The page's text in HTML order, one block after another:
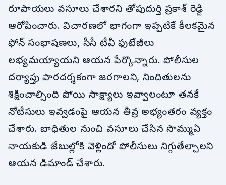
రూపాయలు వసూలు చేశారని తోపుదుర్తి ప్రకాశ్ రెడ్డి
ఆరోపించారు. విచారణలో భాగంగా ఇప్పటికే కీలకమైన
ఫోన్ సంభాషణలు, సీసీ టీవీ ఫుటేజీలు
లభ్యమయ్యాయని ఆయన పేర్కొన్నారు. పోలీసుల
దర్యాప్తు పారదర్శకంగా జరగాలని, నిందితులను
శిక్షించాల్సింది పోయి సాక్ష్యాలు ఇవ్వాలంటూ తనకే
నోటీసులు ఇవ్వడంపై ఆయన తీవ్ర అభ్యంతరం వ్యక్తం
చేశారు. బాధితుల నుంచి వసూలు చేసిన సొమ్ము ఏ
నాయకుడి జేబుల్లోకి వెళ్లిందో పోలీసులు నిగ్గుతేల్చాలని
ఆయన డిమాండ్ చేశారు.